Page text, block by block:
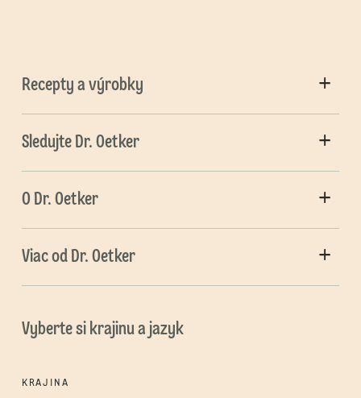
Recepty a výrobky
Sledujte Dr. Oetker
O Dr. Oetker
Viac od Dr. Oetker
Vyberte si krajinu a jazyk
KRAJINA